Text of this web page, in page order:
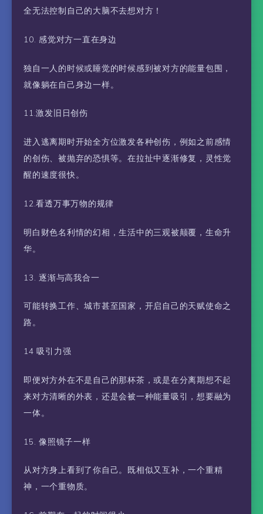
全无法控制自己的大脑不去想对方！
10. 感觉对方一直在身边
独自一人的时候或睡觉的时候感到被对方的能量包围，
就像躺在自己身边一样。
11.激发旧日创伤
进入逃离期时开始全方位激发各种创伤，例如之前感情
的创伤、被抛弃的恐惧等。在拉扯中逐渐修复，灵性觉
醒的速度很快。
12.看透万事万物的规律
明白财色名利情的幻相，生活中的三观被颠覆，生命升
华。
13. 逐渐与高我合一
可能转换工作、城市甚至国家，开启自己的天赋使命之
路。
14 吸引力强
即便对方外在不是自己的那杯茶，或是在分离期想不起
来对方清晰的外表，还是会被一种能量吸引，想要融为
一体。
15. 像照镜子一样
从对方身上看到了你自己。既相似又互补，一个重精
神，一个重物质。